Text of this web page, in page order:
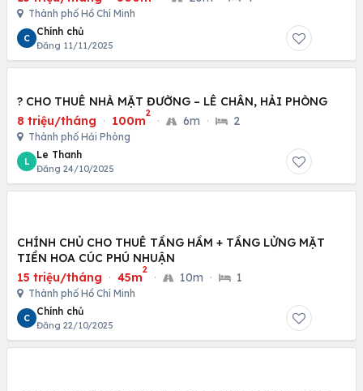
Thành phố Hồ Chí Minh
C
Chính chủ
Đăng 11/11/2025
? CHO THUÊ NHÀ MẶT ĐƯỜNG – LÊ CHÂN, HẢI PHÒNG
8 triệu/tháng · 100m
2
· 6m · 2
Thành phố Hải Phòng
L
Le Thanh
Đăng 24/10/2025
CHÍNH CHỦ CHO THUÊ TẦNG HẦM + TẦNG LỬNG MẶT
TIỀN HOA CÚC PHÚ NHUẬN
15 triệu/tháng · 45m
2
· 10m · 1
Thành phố Hồ Chí Minh
C
Chính chủ
Đăng 22/10/2025